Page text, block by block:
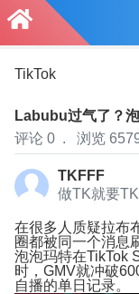
TikTok
Labubu过气了？
评论 0 . 浏览
TKFFF
做TK就要
在很多人质疑拉布
圈都被同一个消息
泡泡玛特在TikTok
时，GMV就冲破
自播的单日记录。